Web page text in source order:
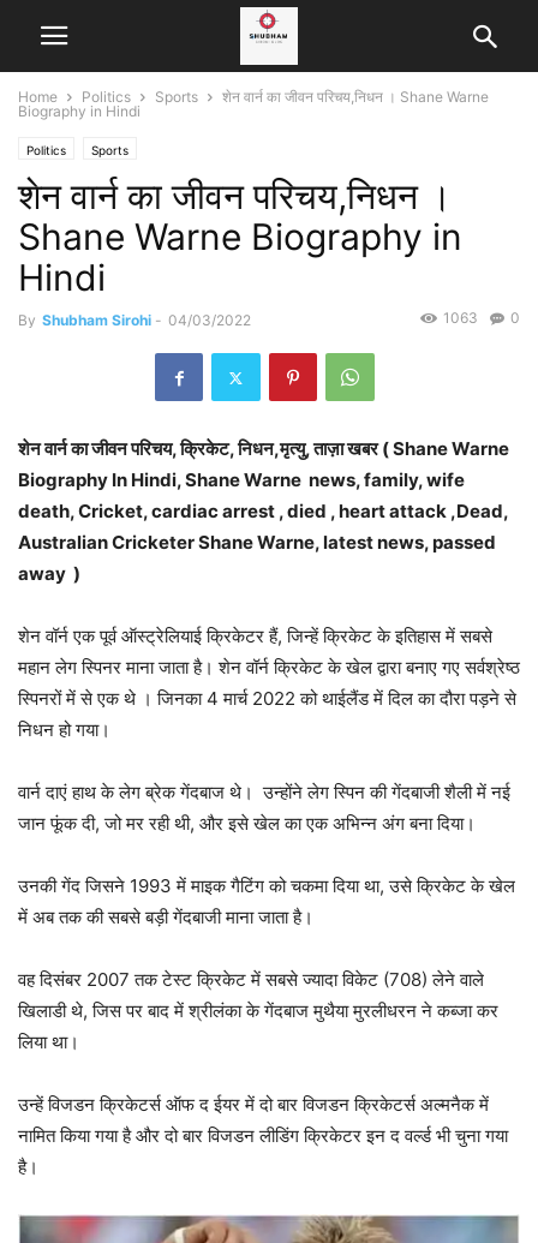
Home Politics Sports
शेन वार्न का जीवन परिचय,निधन । Shane Warne
Biography in Hindi
Politics Sports
शेन वार्न का जीवन परिचय,निधन ।
Shane Warne Biography in
Hindi
By Shubham Sirohi - 04/03/2022 0
1063
शेन वार्न का जीवन परिचय, क्रिकेट, निधन,मृत्यु, ताज़ा खबर ( Shane Warne
Biography In Hindi,Shane Warne news, family, wife
death, Cricket, cardiac arrest , died , heart attack ,Dead,
Australian Cricketer Shane Warne, latest news, passed
away )
शेन वॉर्न एक पूर्व ऑस्ट्रेलियाई क्रिकेटर हैं, जिन्हें क्रिकेट के इतिहास में सबसे
महान लेग स्पिनर माना जाता है। शेन वॉर्न क्रिकेट के खेल द्वारा बनाए गए सर्वश्रेष्ठ
स्पिनरों में से एक थे । जिनका 4 मार्च 2022 को थाईलैंड में दिल का दौरा पड़ने से
निधन हो गया।
वार्न दाएं हाथ के लेग ब्रेक गेंदबाज थे। उन्होंने लेग स्पिन की गेंदबाजी शैली में नई
जान फूंक दी, जो मर रही थी, और इसे खेल का एक अभिन्न अंग बना दिया।
उनकी गेंद जिसने 1993 में माइक गैटिंग को चकमा दिया था, उसे क्रिकेट के खेल
में अब तक की सबसे बड़ी गेंदबाजी माना जाता है।
वह दिसंबर 2007 तक टेस्ट क्रिकेट में सबसे ज्यादा विकेट (708) लेने वाले
खिलाडी थे, जिस पर बाद में श्रीलंका के गेंदबाज मुथैया मुरलीधरन ने कब्जा कर
लिया था।
उन्हें विजडन क्रिकेटर्स ऑफ द ईयर में दो बार विजडन क्रिकेटर्स अल्मनैक में
नामित किया गया है और दो बार विजडन लीडिंग क्रिकेटर इन द वर्ल्ड भी चुना गया
है।